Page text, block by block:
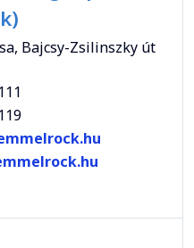
Bajcsy-Zsilinszky út